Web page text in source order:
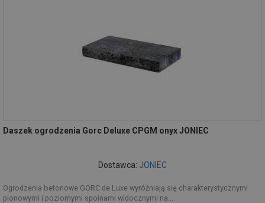
Daszek ogrodzenia Gorc Deluxe CPGM onyx JONIEC
Dostawca: JONIEC
Ogrodzenia betonowe GORC de Luxe wyróżniają się charakterystycznymi
pionowymi i poziomymi spoinami widocznymi na...